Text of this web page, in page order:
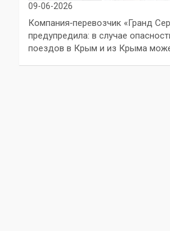
09-06-2026
Компания‑перевозчик «Гранд
предупредила: в случае
поездов в Крым и из Крыма